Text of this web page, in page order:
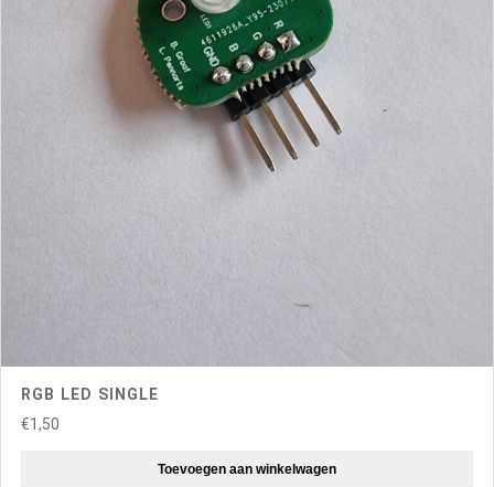
RGB LED SINGLE
€1,50
Toevoegen aan winkelwagen